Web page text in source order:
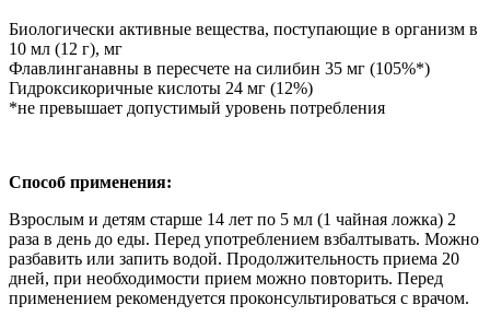
Биологически активные вещества, поступающие в организм в
10 мл (12 г), мг
Флавлинганавны в пересчете на силибин 35 мг (105%*)
Гидроксикоричные кислоты 24 мг (12%)
*не превышает допустимый уровень потребления
Способ применения:
Взрослым и детям старше 14 лет по 5 мл (1 чайная ложка) 2
раза в день до еды. Перед употреблением взбалтывать. Можно
разбавить или запить водой. Продолжительность приема 20
дней, при необходимости прием можно повторить. Перед
применением рекомендуется проконсультироваться с врачом.